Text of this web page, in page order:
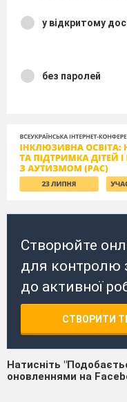
у відкритому
без паролей
Створюйте
для контролю
до активної
СТВОРИТИ
Натисніть
оновленнями на